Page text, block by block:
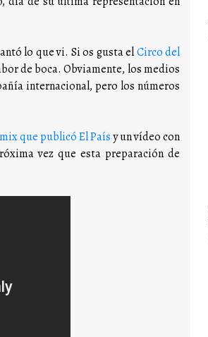
lo que vi. Si os gusta elCirco del
de boca. Obviamente, los medios
internacional, pero los números
que publicó El Paísy un vídeo con
vez que esta preparación de